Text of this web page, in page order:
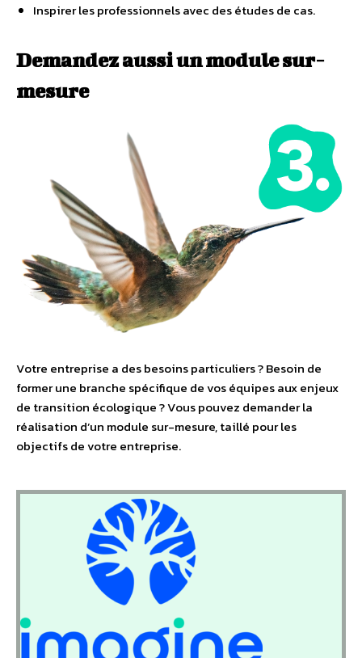
Inspirer les professionnels avec des études de cas.
Demandez aussi un module sur-
mesure
Votre entreprise a des besoins particuliers ? Besoin de
former une branche spécifique de vos équipes aux enjeux
de transition écologique ? Vous pouvez demander la
réalisation d’un module sur-mesure, taillé pour les
objectifs de votre entreprise.